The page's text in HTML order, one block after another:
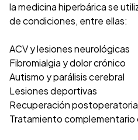
la medicina hiperbárica se
de condiciones, entre ellas:
ACV y lesiones neurológicas
Fibromialgia y dolor crónico
Autismo y parálisis cerebral
Lesiones deportivas
Recuperación postoperatoria
Tratamiento complementario